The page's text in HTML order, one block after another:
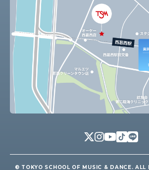
© TOKYO SCHOOL OF MUSIC & DANCE. ALL